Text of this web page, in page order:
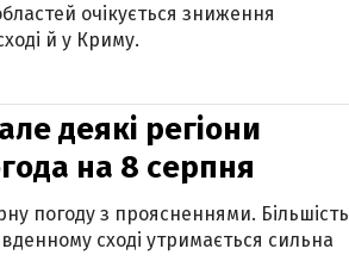
очікується зниження
й у Криму.
деякі регіони
на 8 серпня
погоду з проясненнями. Більшість
сході утримається сильна